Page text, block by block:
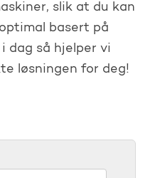
slik at du kan
basert på
dag så hjelper vi
løsningen for deg!